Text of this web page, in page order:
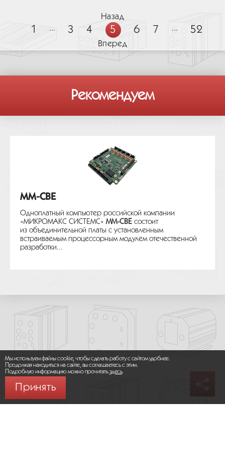
Назад
1 ... 3 4 5 6 7 ... 52
Вперед
Рекомендуем
MM-CBE
Одноплатный компьютер российской компании
«МИКРОМАКС СИСТЕМС» MM-CBE состоит
из объединительной платы с установленным
встраиваемым процессорным модулем отечественной
разработки...
Мы используем файлы cookie, чтобы сделать работу с сайтом удобнее.
Продолжая находиться на сайте, вы соглашаетесь с этим.
Подробную информацию можно прочитатьздесь.
Принять